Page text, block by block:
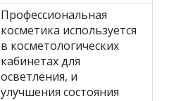
Профессиональная
косметика используется
в косметологических
кабинетах для
осветления, и
улучшения состояния